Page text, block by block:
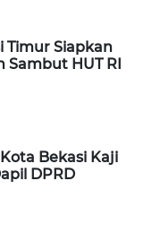
Timur Siapkan
Sambut HUT RI
Bekasi Kaji
DPRD